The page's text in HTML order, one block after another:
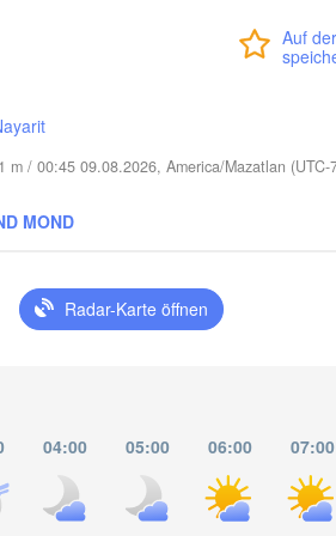
myVentusky
m / 00:45 09.08.2026, America/Mazatlan (UTC-
MOND
Radar-Karte öffnen
04:00 05:00 06:00 07:00